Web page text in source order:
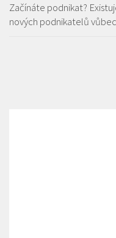
Začínáte podnikat?
nových podnikatelů